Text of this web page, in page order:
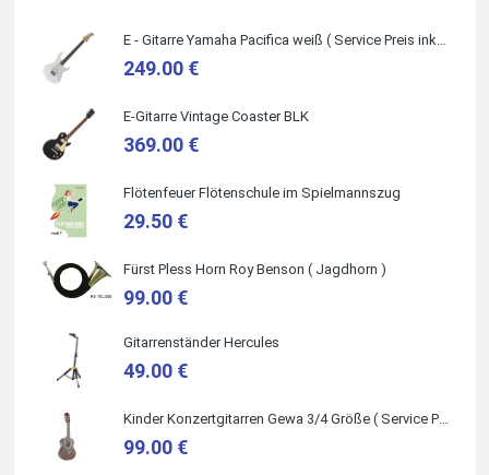
zulegen möchte.
Quelle: Google-Rezension
Ich war auf der Suche nach einem neuen Keyboard und bin
begeistert: ich bin super beraten worden, aktuell natürlich
nur telefonisch. Nachdem die Entscheidung zum Kauf
alles nur noch abholen musste. Top!
Quelle: Google-Rezension
249.00 €
E-Gitarre Vintage Coaster BLK
369.00 €
Flötenfeuer Flötenschule im Spielmannszug
29.50 €
Fürst Pless Horn Roy Benson ( Jagdhorn )
99.00 €
Gitarrenständer Hercules
49.00 €
99.00 €